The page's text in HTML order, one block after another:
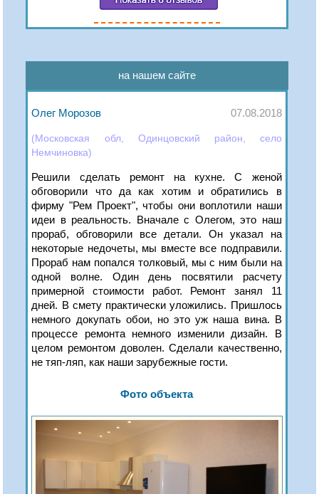
на нашем сайте
Олег Морозов 07.08.2018
(Московская обл, Одинцовский район, село
Немчиновка)
Решили сделать ремонт на кухне. С женой
обговорили что да как хотим и обратились в
фирму "Рем Проект", чтобы они воплотили наши
идеи в реальность. Вначале с Олегом, это наш
прораб, обговорили все детали. Он указал на
некоторые недочеты, мы вместе все подправили.
Прораб нам попался толковый, мы с ним были на
одной волне. Один день посвятили расчету
примерной стоимости работ. Ремонт занял 11
дней. В смету практически уложились. Пришлось
немного докупать обои, но это уж наша вина. В
процессе ремонта немного изменили дизайн. В
целом ремонтом доволен. Сделали качественно,
не тяп-ляп, как наши зарубежные гости.
Фото объекта